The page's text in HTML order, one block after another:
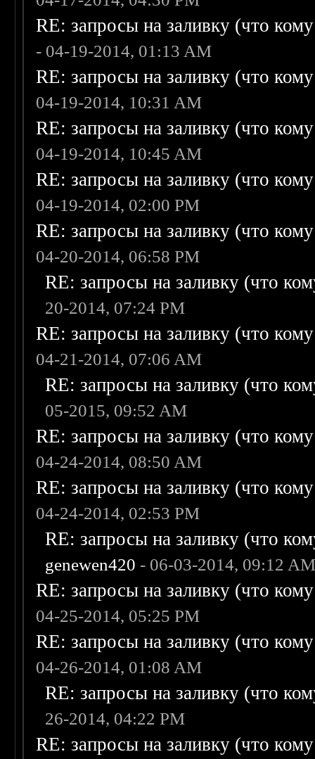
RE: запросы на заливку (что
- 04-19-2014, 01:13 AM
RE: запросы на заливку (что
04-19-2014, 10:31 AM
RE: запросы на заливку (что
04-19-2014, 10:45 AM
RE: запросы на заливку (что
04-19-2014, 02:00 PM
RE: запросы на заливку (что
04-20-2014, 06:58 PM
RE: запросы на заливку (что
20-2014, 07:24 PM
RE: запросы на заливку (что
04-21-2014, 07:06 AM
RE: запросы на заливку (что
05-2015, 09:52 AM
RE: запросы на заливку (что
04-24-2014, 08:50 AM
RE: запросы на заливку (что
04-24-2014, 02:53 PM
RE: запросы на заливку (что
genewen420 - 06-03-2014, 09:12
RE: запросы на заливку (что
04-25-2014, 05:25 PM
RE: запросы на заливку (что
04-26-2014, 01:08 AM
RE: запросы на заливку (что
26-2014, 04:22 PM
RE: запросы на заливку (что